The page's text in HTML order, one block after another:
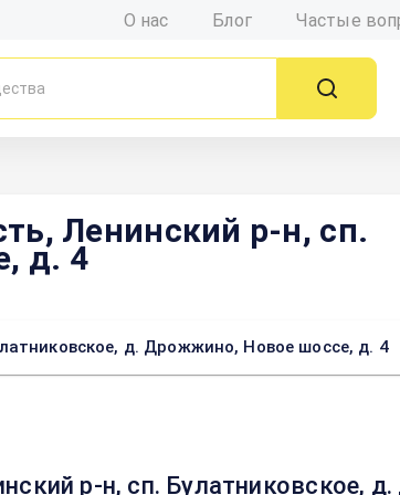
О нас Блог Частые
Ленинский р-н, сп.
д. 4
д. Дрожжино, Новое шоссе, д. 4
р-н, сп. Булатниковское,